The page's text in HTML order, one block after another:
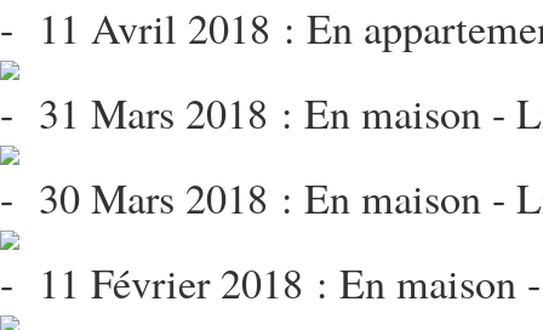
11 Avril 2018 : En
31 Mars 2018 : En maison -
30 Mars 2018 : En maison -
11 Février 2018 : En maison